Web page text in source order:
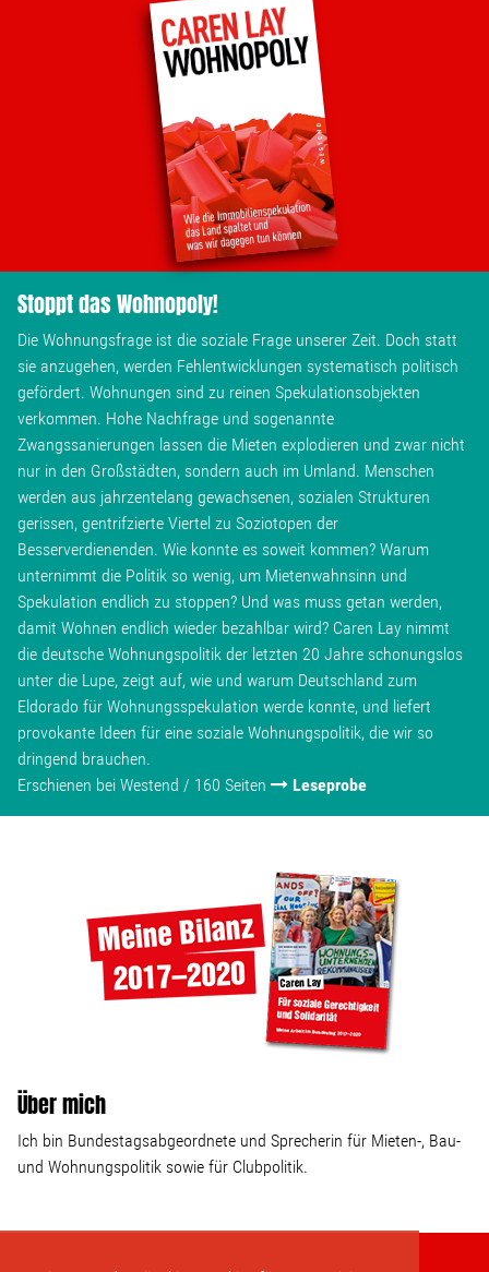
Transparenz
Über mich
Lebenslauf
Wohnopoly
Das Buch
Leseprobe
Pressestimmen
Bestellen
Stoppt das Wohnopoly!
Die Wohnungsfrage ist die soziale Frage unserer Zeit. Doch statt
sie anzugehen, werden Fehlentwicklungen systematisch politisch
gefördert. Wohnungen sind zu reinen Spekulationsobjekten
verkommen. Hohe Nachfrage und sogenannte
Zwangssanierungen lassen die Mieten explodieren und zwar nicht
nur in den Großstädten, sondern auch im Umland. Menschen
werden aus jahrzentelang gewachsenen, sozialen Strukturen
gerissen, gentrifzierte Viertel zu Soziotopen der
Besserverdienenden. Wie konnte es soweit kommen? Warum
unternimmt die Politik so wenig, um Mietenwahnsinn und
Spekulation endlich zu stoppen? Und was muss getan werden,
damit Wohnen endlich wieder bezahlbar wird? Caren Lay nimmt
die deutsche Wohnungspolitik der letzten 20 Jahre schonungslos
unter die Lupe, zeigt auf, wie und warum Deutschland zum
Eldorado für Wohnungsspekulation werde konnte, und liefert
provokante Ideen für eine soziale Wohnungspolitik, die wir so
dringend brauchen.
Erschienen bei Westend / 160 Seiten
Leseprobe
Über mich
Ich bin Bundestagsabgeordnete und Sprecherin für Mieten-, Bau-
und Wohnungspolitik sowie für Clubpolitik.